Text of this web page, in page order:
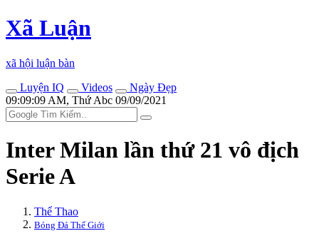
Xã Luận
xã hội luận bàn
Luyện IQ
Videos
Ngày Đẹp
09:09:09 AM, Thứ Abc 09/09/2021
Inter Milan lần thứ 21 vô địch
Serie A
Thể Thao
Bóng Đá Thế Giới